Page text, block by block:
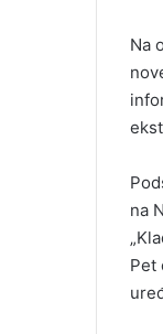
Na
na
Pet